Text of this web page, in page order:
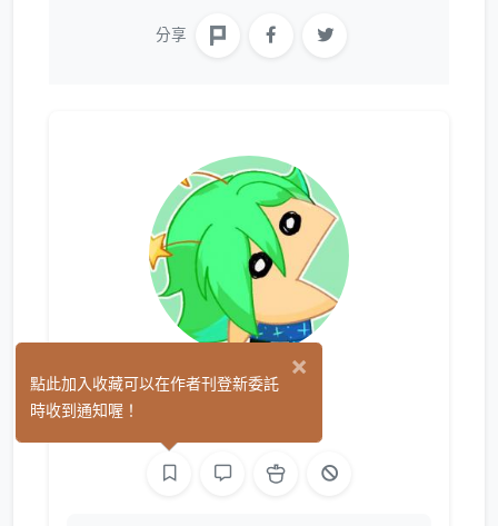
分享
StarN
×
點此加入收藏可以在作者刊登新委託
時收到通知喔！